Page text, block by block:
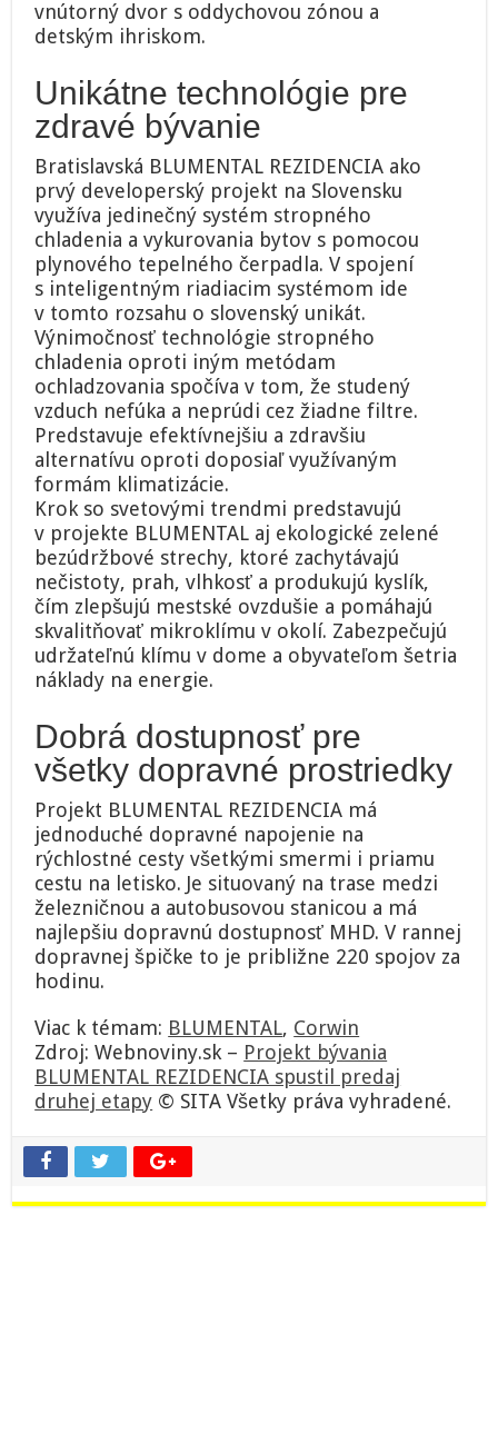
vnútorný dvor s oddychovou zónou a
detským ihriskom.
Unikátne technológie pre
zdravé bývanie
Bratislavská BLUMENTAL REZIDENCIA ako
prvý developerský projekt na Slovensku
využíva jedinečný systém stropného
chladenia a vykurovania bytov s pomocou
plynového tepelného čerpadla. V spojení
s inteligentným riadiacim systémom ide
v tomto rozsahu o slovenský unikát.
Výnimočnosť technológie stropného
chladenia oproti iným metódam
ochladzovania spočíva v tom, že studený
vzduch nefúka a neprúdi cez žiadne filtre.
Predstavuje efektívnejšiu a zdravšiu
alternatívu oproti doposiaľ využívaným
formám klimatizácie.
Krok so svetovými trendmi predstavujú
v projekte BLUMENTAL aj ekologické zelené
bezúdržbové strechy, ktoré zachytávajú
nečistoty, prah, vlhkosť a produkujú kyslík,
čím zlepšujú mestské ovzdušie a pomáhajú
skvalitňovať mikroklímu v okolí. Zabezpečujú
udržateľnú klímu v dome a obyvateľom šetria
náklady na energie.
Dobrá dostupnosť pre
všetky dopravné prostriedky
Projekt BLUMENTAL REZIDENCIA má
jednoduché dopravné napojenie na
rýchlostné cesty všetkými smermi i priamu
cestu na letisko. Je situovaný na trase medzi
železničnou a autobusovou stanicou a má
najlepšiu dopravnú dostupnosť MHD. V rannej
dopravnej špičke to je približne 220 spojov za
hodinu.
Viac k témam: BLUMENTAL, Corwin
Zdroj: Webnoviny.sk – Projekt bývania
BLUMENTAL REZIDENCIA spustil predaj
druhej etapy © SITA Všetky práva vyhradené.